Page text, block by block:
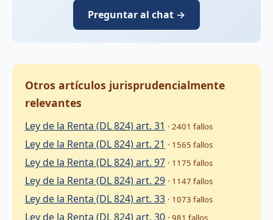
Preguntar al chat →
Otros artículos jurisprudencialmente
relevantes
Ley de la Renta (DL 824) art. 31 · 2401 fallos
Ley de la Renta (DL 824) art. 21 · 1565 fallos
Ley de la Renta (DL 824) art. 97 · 1175 fallos
Ley de la Renta (DL 824) art. 29 · 1147 fallos
Ley de la Renta (DL 824) art. 33 · 1073 fallos
Ley de la Renta (DL 824) art. 30 · 981 fallos